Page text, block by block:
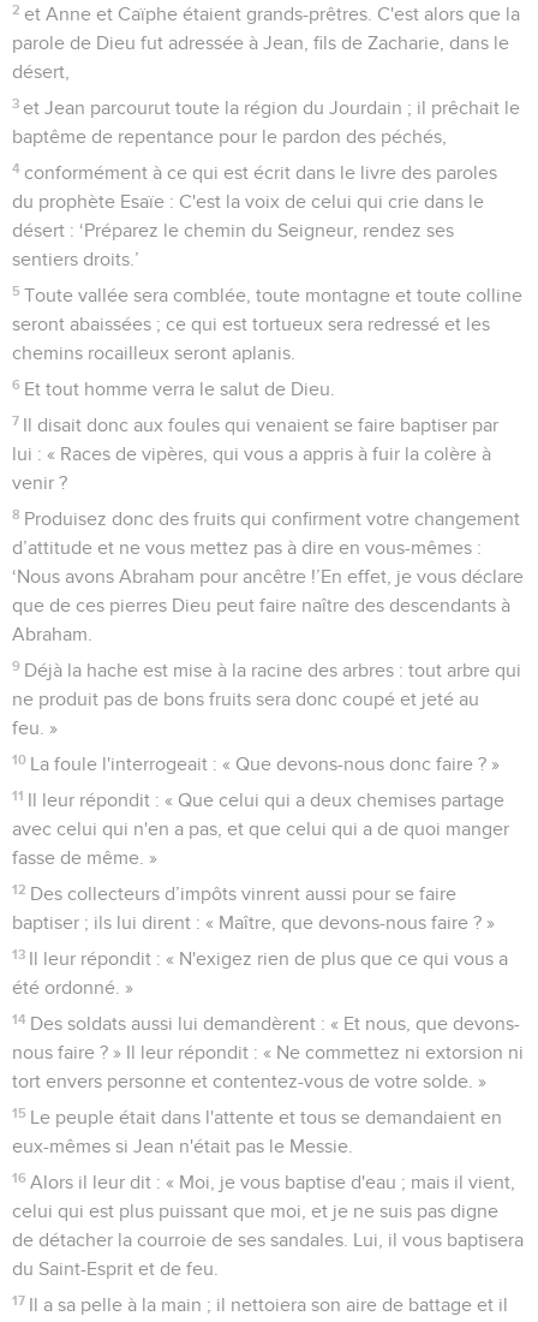
2 et Anne et Caïphe étaient grands-prêtres. C'est alors que la
parole de Dieu fut adressée à Jean, fils de Zacharie, dans le
désert,
3 et Jean parcourut toute la région du Jourdain ; il prêchait le
baptême de repentance pour le pardon des péchés,
4 conformément à ce qui est écrit dans le livre des paroles
du prophète Esaïe : C'est la voix de celui qui crie dans le
désert : ‘Préparez le chemin du Seigneur, rendez ses
sentiers droits.’
5 Toute vallée sera comblée, toute montagne et toute colline
seront abaissées ; ce qui est tortueux sera redressé et les
chemins rocailleux seront aplanis.
6 Et tout homme verra le salut de Dieu.
7 Il disait donc aux foules qui venaient se faire baptiser par
lui : « Races de vipères, qui vous a appris à fuir la colère à
venir ?
8 Produisez donc des fruits qui confirment votre changement
d’attitude et ne vous mettez pas à dire en vous-mêmes :
‘Nous avons Abraham pour ancêtre !’En effet, je vous déclare
que de ces pierres Dieu peut faire naître des descendants à
Abraham.
9 Déjà la hache est mise à la racine des arbres : tout arbre qui
ne produit pas de bons fruits sera donc coupé et jeté au
feu. »
10 La foule l'interrogeait : « Que devons-nous donc faire ? »
11 Il leur répondit : « Que celui qui a deux chemises partage
avec celui qui n'en a pas, et que celui qui a de quoi manger
fasse de même. »
12 Des collecteurs d’impôts vinrent aussi pour se faire
baptiser ; ils lui dirent : « Maître, que devons-nous faire ? »
13 Il leur répondit : « N'exigez rien de plus que ce qui vous a
été ordonné. »
14 Des soldats aussi lui demandèrent : « Et nous, que devons-
nous faire ? » Il leur répondit : « Ne commettez ni extorsion ni
tort envers personne et contentez-vous de votre solde. »
15 Le peuple était dans l'attente et tous se demandaient en
eux-mêmes si Jean n'était pas le Messie.
16 Alors il leur dit : « Moi, je vous baptise d'eau ; mais il vient,
celui qui est plus puissant que moi, et je ne suis pas digne
de détacher la courroie de ses sandales. Lui, il vous baptisera
du Saint-Esprit et de feu.
17 Il a sa pelle à la main ; il nettoiera son aire de battage et il